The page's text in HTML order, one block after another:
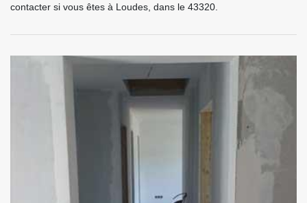
contacter si vous êtes à Loudes, dans le 43320.